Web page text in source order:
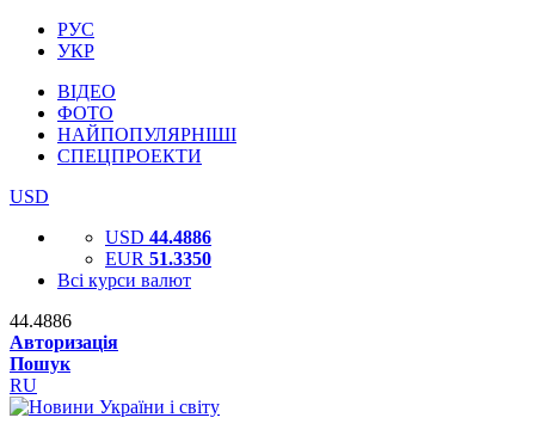
РУС
УКР
ВІДЕО
ФОТО
НАЙПОПУЛЯРНІШІ
СПЕЦПРОЕКТИ
USD
USD 44.4886
EUR 51.3350
Всі курси валют
44.4886
Авторизація
Пошук
RU